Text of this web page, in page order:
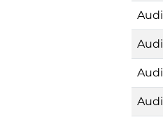
Audi
Audi
Audi
Audi